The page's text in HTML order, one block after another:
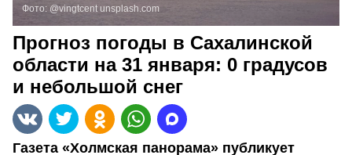
Фото: @vingtcentunsplash.com
Прогноз погоды в Сахалинской
области на 31 января: 0 градусов
и небольшой снег
Газета «Холмская панорама» публикует